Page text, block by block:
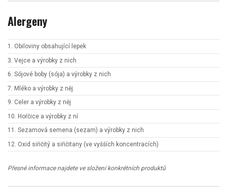
Alergeny
1. Obiloviny obsahující lepek
3. Vejce a výrobky z nich
6. Sójové boby (sója) a výrobky z nich
7. Mléko a výrobky z něj
9. Celer a výrobky z něj
10. Hořčice a výrobky z ní
11. Sezamová semena (sezam) a výrobky z nich
12. Oxid siřičitý a siřičitany (ve vyšších koncentracích)
Přesné informace najdete ve složení konkrétních produktů